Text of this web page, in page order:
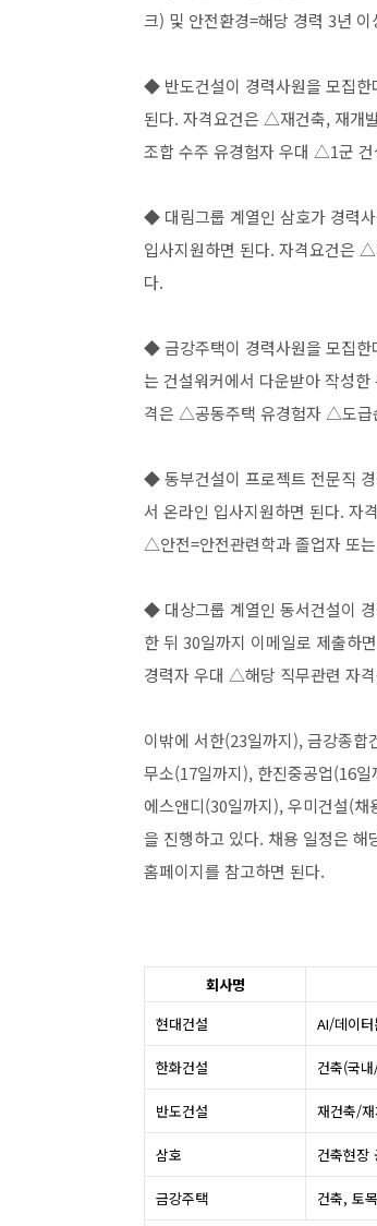
크) 및 안전환경=해당 경력 3년
◆ 반도건설이 경력사원을 모집한
된다. 자격요건은 △재건축, 재개
조합 수주 유경험자 우대 △1군
◆ 대림그룹 계열인 삼호가 경력
입사지원하면 된다. 자격요건은
다.
◆ 금강주택이 경력사원을 모집한
는 건설워커에서 다운받아 작성
격은 △공동주택 유경험자 △도급
◆ 동부건설이 프로젝트 전문직
서 온라인 입사지원하면 된다.
△안전=안전관련학과 졸업자 또
◆ 대상그룹 계열인 동서건설이
한 뒤 30일까지 이메일로 제출
경력자 우대 △해당 직무관련 자
이밖에 서한(23일까지), 금강종
무소(17일까지), 한진중공업(16
에스앤디(30일까지), 우미건설(
을 진행하고 있다. 채용 일정은
홈페이지를 참고하면 된다.
회사명
현대건설
AI/데이
한화건설 건축(국
반도건설 재건축/
삼호 건축현장
금강주택 건축, 토